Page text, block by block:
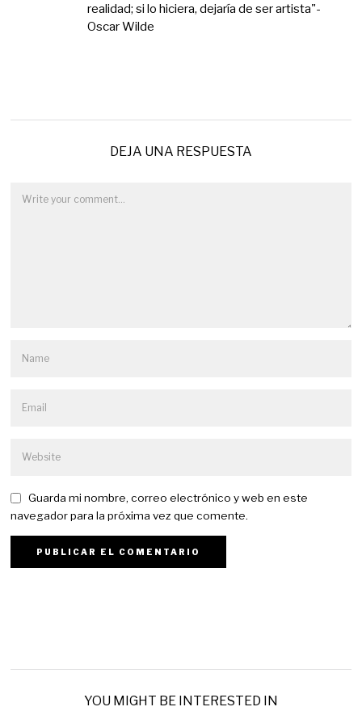
realidad; si lo hiciera, dejaría de ser artista"-
Oscar Wilde
DEJA UNA RESPUESTA
Guarda mi nombre, correo electrónico y web en este
navegador para la próxima vez que comente.
YOU MIGHT BE INTERESTED IN